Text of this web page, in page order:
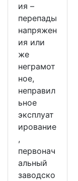
ия –
перепады
напряжен
ия или
же
неграмот
ное,
неправил
ьное
эксплуат
ирование
,
первонач
альный
заводско